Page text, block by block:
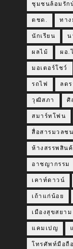
ชุมชนล้อมรัก
ตชด. ทา
นักเรียน น
ผลไม้ ผอ.
มอเตอร์โชว์
รถไฟ ลด
วุฒิสภา ศิ
สมาร์ทโฟน
สื่อสารมวลชน
ห้างสรรพสินค้
อาชญากรรม
เคาท์ดาวน์
เถ้าแก่น้อย
เมืองสุขสยาม
แคมเปญ
โทรศัพท์มือถือ